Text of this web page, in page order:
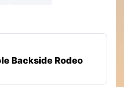
Backside Rodeo